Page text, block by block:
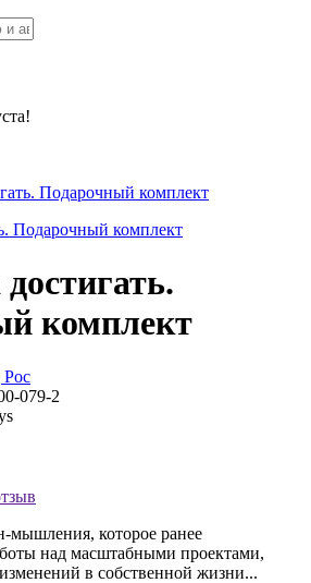
Подарочный комплект
комплект
Рос
079-2
которое ранее
над масштабными проектами,
в собственной жизни...